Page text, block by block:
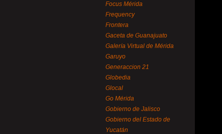
Focus Mérida
Frequency
Frontera
Gaceta de Guanajuato
Galería Virtual de Mérida
Garuyo
Generaccion 21
Globedia
Glocal
Go Mérida
Gobierno de Jalisco
Gobierno del Estado de
Yucatán